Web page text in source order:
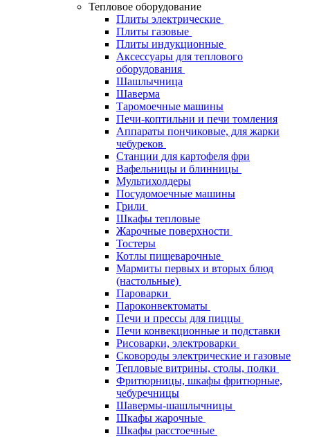
Тепловое оборудование
Плиты электрические
Плиты газовые
Плиты индукционные
Аксессуары для теплового
оборудования
Шашлычница
Шаверма
Таромоечные машины
Печи-коптильни и печи томления
Аппараты пончиковые, для жарки
чебуреков
Станции для картофеля фри
Вафельницы и блинницы
Мультихолдеры
Посудомоечные машины
Грили
Шкафы тепловые
Жарочные поверхности
Тостеры
Котлы пищеварочные
Мармиты первых и вторых блюд
(настольные)
Пароварки
Пароконвектоматы
Печи и прессы для пиццы
Печи конвекционные и подставки
Рисоварки, электроварки
Сковороды электрические и газовые
Тепловые витрины, столы, полки
Фритюрницы, шкафы фритюрные,
чебуречницы
Шавермы-шашлычницы
Шкафы жарочные
Шкафы расстоечные